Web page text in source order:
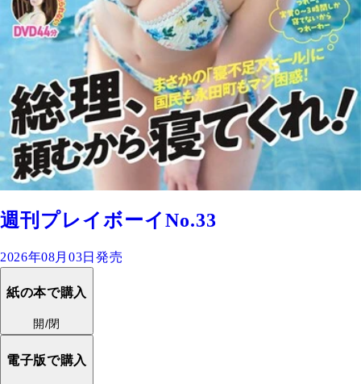
週刊プレイボーイNo.33
2026年08月03日発売
紙の本で購入
開/閉
電子版で購入